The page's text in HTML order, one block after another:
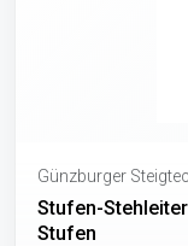
Günzburger
Stufen-
Stufen